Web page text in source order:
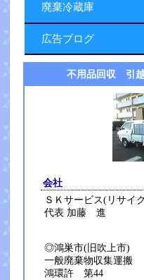
廃棄冷蔵庫
広告ブログ
不用品回収 引
会社
ＳＫサービス(リ
代表 加藤 進
◎鴻巣市(旧吹上市)
一般廃棄物収集運搬
鴻環許 第44